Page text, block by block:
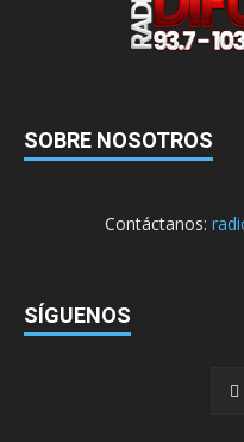
SOBRE NOSOTROS
Contáctanos:
SÍGUENOS